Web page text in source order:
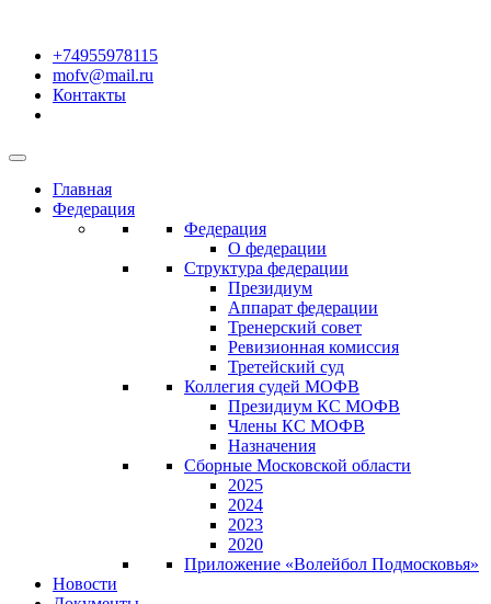
+74955978115
mofv@mail.ru
Контакты
Главная
Федерация
Федерация
О федерации
Структура федерации
Президиум
Аппарат федерации
Тренерский совет
Ревизионная комиссия
Третейский суд
Коллегия судей МОФВ
Президиум КС МОФВ
Члены КС МОФВ
Назначения
Сборные Московской области
2025
2024
2023
2020
Приложение «Волейбол Подмосковья»
Новости